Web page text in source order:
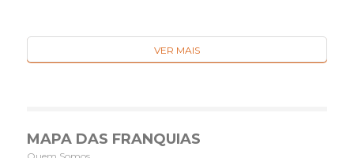
VER MAIS
MAPA DAS FRANQUIAS
Quem Somos